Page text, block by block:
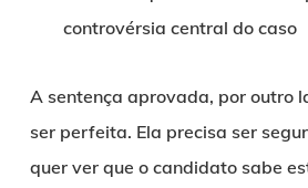
controvérsia central do caso
A sentença aprovada, por outro
ser perfeita. Ela precisa ser
quer ver que o candidato sabe